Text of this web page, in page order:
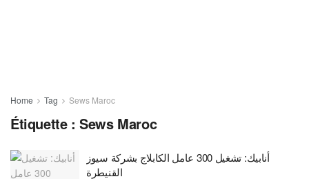
Home Tag Sews Maroc
Étiquette :Sews Maroc
أنابيك: تشغيل 300 عامل الكابلاج بشركة سيوز
القنيطرة